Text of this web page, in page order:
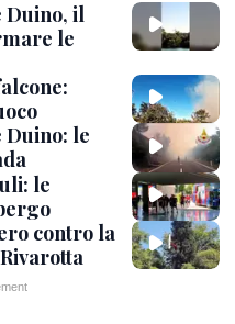
Duino, il
le
le
le
contro la